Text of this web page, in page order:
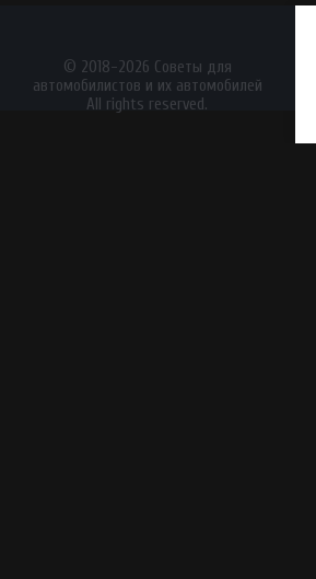
АвтоЖурнал
© 2018-2026 Советы для
автомобилистов и их автомобилей
All rights reserved.